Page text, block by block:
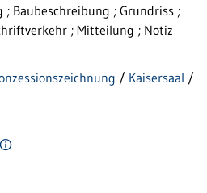
; Baubeschreibung ; Grundriss ;
; Mitteilung ; Notiz
/ Kaisersaal /